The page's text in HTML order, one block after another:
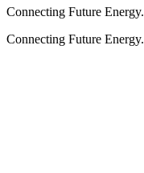
Connecting Future Energy.
Connecting Future Energy.